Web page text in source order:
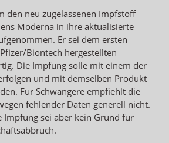
den neu zugelassenen Impfstoff
Moderna in ihre aktualisierte
Er sei dem ersten
Biontech hergestellten
Die Impfung solle mit einem der
und mit demselben Produkt
Für Schwangere empfiehlt die
fehlender Daten generell nicht.
Impfung sei aber kein Grund für